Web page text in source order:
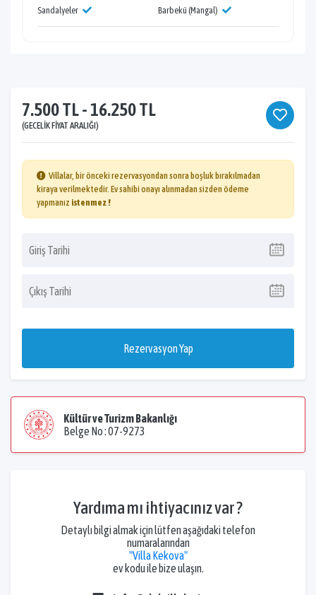
Sandalyeler
Barbekü (Mangal)
7.500 TL - 16.250 TL
(GECELIK FIYAT ARALIĞI)
Villalar, bir önceki rezervasyondan sonra boşluk bırakılmadan
kiraya verilmektedir. Ev sahibi onayı alınmadan sizden ödeme
yapmanız istenmez !
Rezervasyon Yap
Kültür ve Turizm Bakanlığı
Belge No : 07-9273
Yardıma mı ihtiyacınız var ?
Detaylı bilgi almak için lütfen aşağıdaki telefon
numaralarından
"Villa Kekova"
ev kodu ile bize ulaşın.